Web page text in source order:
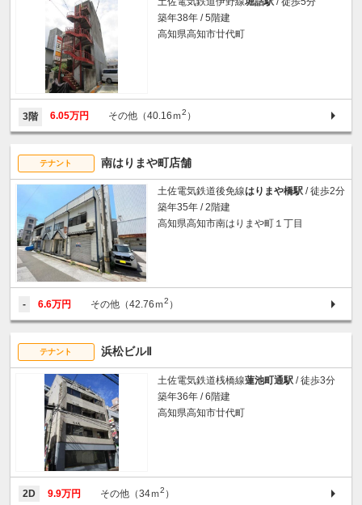
築年38年 / 5階建
高知県高知市廿代町
3階 6.05万円 その他（40.16ｍ2 ）
テナント 南はりまや町店舗
土佐電気鉄道後免線はりまや橋駅 / 徒歩2分
築年35年 / 2階建
高知県高知市南はりまや町１丁目
- 6.6万円 その他（42.76ｍ2 ）
テナント 浜松ビルⅡ
土佐電気鉄道桟橋線蓮池町通駅 / 徒歩3分
築年36年 / 6階建
高知県高知市廿代町
2D 9.9万円 その他（34ｍ2 ）